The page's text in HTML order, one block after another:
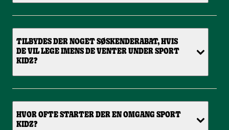
TILBYDES DER NOGET SØSKENDERABAT, HVIS
DE VIL LEGE IMENS DE VENTER UNDER SPORT
KIDZ?
HVOR OFTE STARTER DER EN OMGANG SPORT
KIDZ?